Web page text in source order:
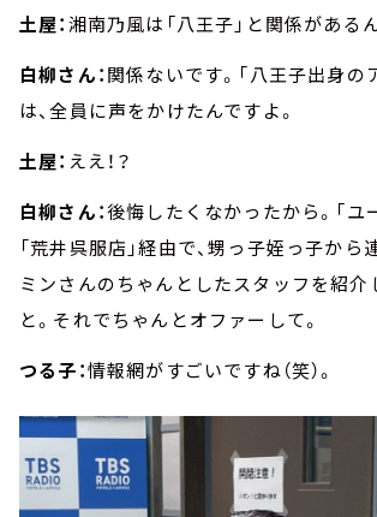
土屋：湘南乃風は「八王子」と関係がある
白柳さん：関係ないです。「八王子出身の
は、全員に声をかけたんですよ。
土屋： ええ！？
白柳さん：後悔したくなかったから。「ユ
「荒井呉服店」経由で、甥っ子姪っ子から
ミンさんのちゃんとしたスタッフを紹介
と。それでちゃんとオファーして。
つる子：情報網がすごいですね（笑）。